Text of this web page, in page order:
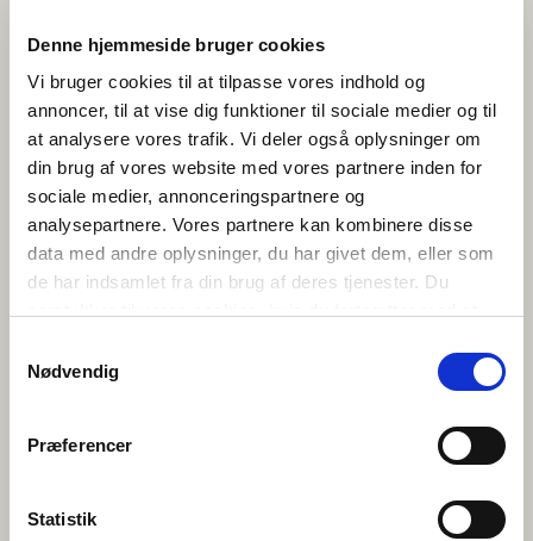
Denne hjemmeside bruger cookies
Vi bruger cookies til at tilpasse vores indhold og
annoncer, til at vise dig funktioner til sociale medier og til
at analysere vores trafik. Vi deler også oplysninger om
din brug af vores website med vores partnere inden for
sociale medier, annonceringspartnere og
analysepartnere. Vores partnere kan kombinere disse
data med andre oplysninger, du har givet dem, eller som
de har indsamlet fra din brug af deres tjenester. Du
Nødvendig
Præferencer
Statistik
Uppmuntra eleverna att vara öppna, lyssna aktivt och
förstå allt, det viktiga är att försöka.
5. FÖLJ UPP EFTERÅT
svårt, och vad eleverna lärde sig. Många tycker det är
roligt och vill gärna delta igen, ett tecken på att
TESTA MED DIN KLASS!